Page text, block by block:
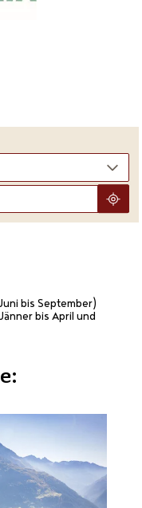
bis September)
bis April und